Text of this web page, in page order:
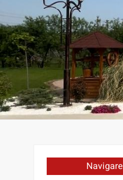
Navigare